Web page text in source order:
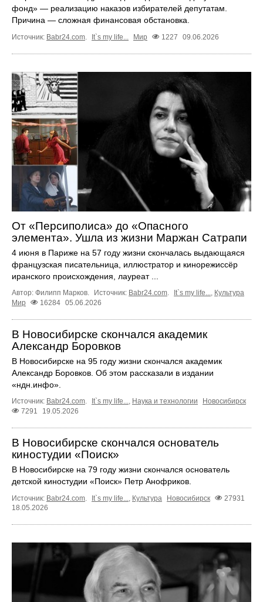
фонд» — реализацию наказов избирателей депутатам.
Причина — сложная финансовая обстановка.
Источник: Babr24.com. It`s my life... Мир 1227 09.06.2026
От «Персиполиса» до «Опасного
элемента». Ушла из жизни Маржан Сатрапи
4 июня в Париже на 57 году жизни скончалась выдающаяся
французская писательница, иллюстратор и кинорежиссёр
иранского происхождения, лауреат ...
Автор: Филипп Марков. Источник: Babr24.com. It`s my life..., Культура
Мир
16284 05.06.2026
В Новосибирске скончался академик
Александр Боровков
В Новосибирске на 95 году жизни скончался академик
Александр Боровков. Об этом рассказали в издании
«ндн.инфо».
Источник: Babr24.com. It`s my life..., Наука и технологии
Новосибирск
7291
19.05.2026
В Новосибирске скончался основатель
киностудии «Поиск»
В Новосибирске на 79 году жизни скончался основатель
детской киностудии «Поиск» Петр Анофриков.
Источник: Babr24.com. It`s my life..., Культура Новосибирск
27931
18.05.2026